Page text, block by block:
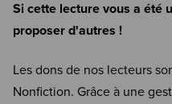
Si cette lecture vous a été
proposer d'autres !
Les dons de nos lecteurs
Nonfiction. Grâce à une